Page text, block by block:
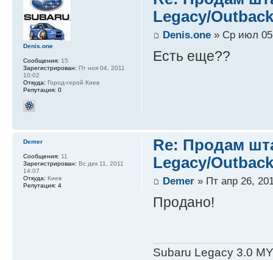
Legacy/
Denis.one» Ср июл
Есть еще??
Denis.one
Сообщения: 15
Зарегистрирован: Пт ноя 04, 2011
10:02
Откуда: Город-герой Киев
Репутация: 0
Re: Продам
Legacy/
Demer» Пт апр 26,
Продано!
Subaru Legacy 3.0
Demer
Сообщения: 11
Зарегистрирован: Вс дек 11, 2011
14:07
Откуда: Киев
Репутация: 4